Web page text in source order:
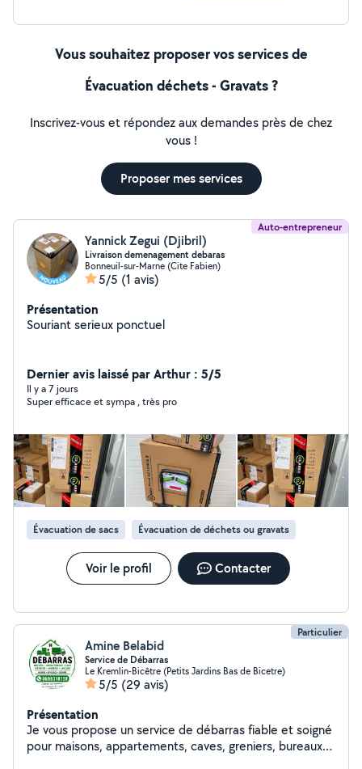
Vous souhaitez proposer vos services de
Évacuation déchets - Gravats ?
Inscrivez-vous et répondez aux demandes près de chez
vous !
Proposer mes services
Auto-entrepreneur
Yannick Zegui (Djibril)
Livraison demenagement debaras
Bonneuil-sur-Marne (Cite Fabien)
5/5 (1 avis)
Présentation
Souriant serieux ponctuel
Dernier avis laissé par Arthur : 5/5
Il y a 7 jours
Super efficace et sympa , très pro
Évacuation de sacs Évacuation de déchets ou gravats
Voir le profil Contacter
Particulier
Amine Belabid
Service de Débarras
Le Kremlin-Bicêtre (Petits Jardins Bas de Bicetre)
5/5 (29 avis)
Présentation
Je vous propose un service de débarras fiable et soigné
pour maisons, appartements, caves, greniers, bureaux